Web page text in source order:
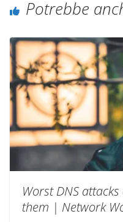
Potrebbe
Worst DNS
them | Network